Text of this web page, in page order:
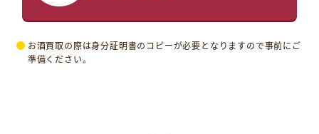
お酒買取の際は身分証明書のコピーが必要となりますので事前にご
準備ください。